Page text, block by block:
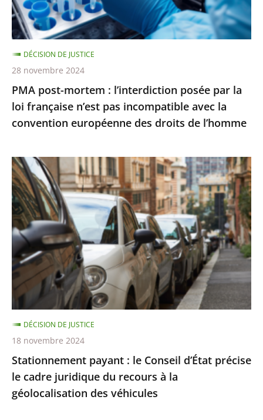
la
loi
française
n’est
pas
incompatible
avec
la
européenne
des
droits
de
l’homme
PMA post-mortem : l’interdiction posée par la
loi française n’est pas incompatible avec la
convention européenne des droits de l’homme
DÉCISION DE JUSTICE
28 novembre 2024
Stationnement
payant
:
le
Conseil
d’État
précise
le
cadre
juridique
du
recours
à
la
géolocalisation
Stationnement payant : le Conseil d’État précise
le cadre juridique du recours à la
géolocalisation des véhicules
DÉCISION DE JUSTICE
18 novembre 2024